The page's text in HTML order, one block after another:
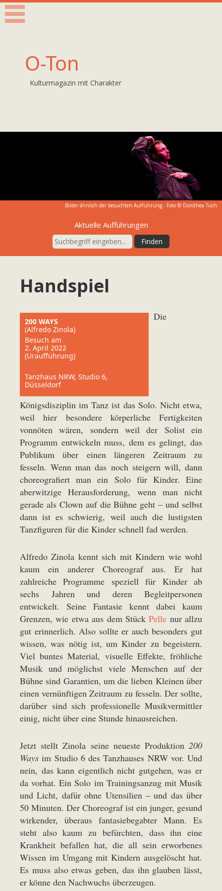
O-Ton
Kulturmagazin mit Charakter
Bilder ähnlich der besuchten Aufführung - Foto © Dorothea Tuch
Aktuelle Aufführungen
Handspiel
200 WAYS
(Alfredo Zinola)
Besuch am
2. April 2022
(Uraufführung)
Tanzhaus NRW, Studio 6,
Düsseldorf
Die
Königsdisziplin im Tanz ist das Solo. Nicht etwa,
weil hier besondere körperliche Fertigkeiten
vonnöten wären, sondern weil der Solist ein
Programm entwickeln muss, dem es gelingt, das
Publikum über einen längeren Zeitraum zu
fesseln. Wenn man das noch steigern will, dann
choreografiert man ein Solo für Kinder. Eine
aberwitzige Herausforderung, wenn man nicht
gerade als Clown auf die Bühne geht – und selbst
dann ist es schwierig, weil auch die lustigsten
Tanzfiguren für die Kinder schnell fad werden.
Alfredo Zinola kennt sich mit Kindern wie wohl
kaum ein anderer Choreograf aus. Er hat
zahlreiche Programme speziell für Kinder ab
sechs Jahren und deren Begleitpersonen
entwickelt. Seine Fantasie kennt dabei kaum
Grenzen, wie etwa aus dem StückPelle nur allzu
gut erinnerlich. Also sollte er auch besonders gut
wissen, was nötig ist, um Kinder zu begeistern.
Viel buntes Material, visuelle Effekte, fröhliche
Musik und möglichst viele Menschen auf der
Bühne sind Garantien, um die lieben Kleinen über
einen vernünftigen Zeitraum zu fesseln. Der sollte,
darüber sind sich professionelle Musikvermittler
einig, nicht über eine Stunde hinausreichen.
Jetzt stellt Zinola seine neueste Produktion 200
Ways im Studio 6 des Tanzhauses NRW vor. Und
nein, das kann eigentlich nicht gutgehen, was er
da vorhat. Ein Solo im Trainingsanzug mit Musik
und Licht, dafür ohne Utensilien – und das über
50 Minuten. Der Choreograf ist ein junger, gesund
wirkender, überaus fantasiebegabter Mann. Es
steht also kaum zu befürchten, dass ihn eine
Krankheit befallen hat, die all sein erworbenes
Wissen im Umgang mit Kindern ausgelöscht hat.
Es muss also etwas geben, das ihn glauben lässt,
er könne den Nachwuchs überzeugen.